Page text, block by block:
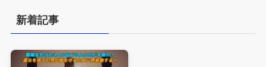
新着記事